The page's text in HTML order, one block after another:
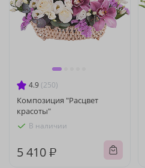
4.9 (250)
Композиция "Расцвет
красоты"
В наличии
5 410 ₽